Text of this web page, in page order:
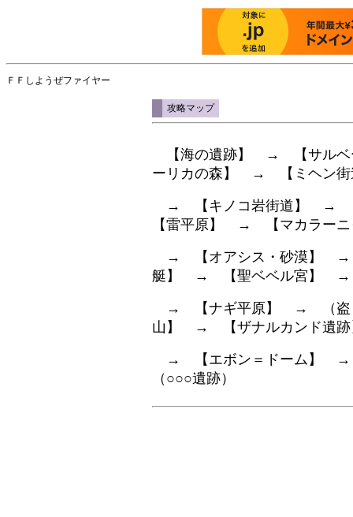
ＦＦしようぜファイヤー
攻略マップ
【海の遺跡】 → 【サル
ーリカの森 】 → 【 ミヘン
→ 【 キノコ岩街道 】 →
【雷平原 】 → 【 マカラー
→ 【 オアシス・砂漠】
艇 】 → 【聖ベベル宮 】 →
→ 【ナギ平原 】 → （
山 】 → 【ザナルカンド遺跡
→ 【 エボン＝ドーム 】
（ ○○○遺跡）